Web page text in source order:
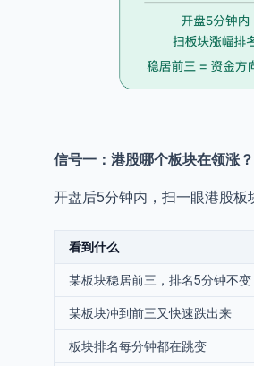
信号一：港股哪个板块在领涨？
开盘后5分钟内，扫一眼港股板
看到什么
某板块稳居前三，排名5分钟不变
某板块冲到前三又快速跌出来
板块排名每分钟都在跳变